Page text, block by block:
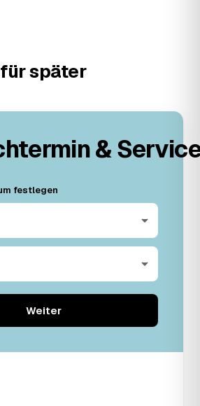
später
&
festlegen
Weiter